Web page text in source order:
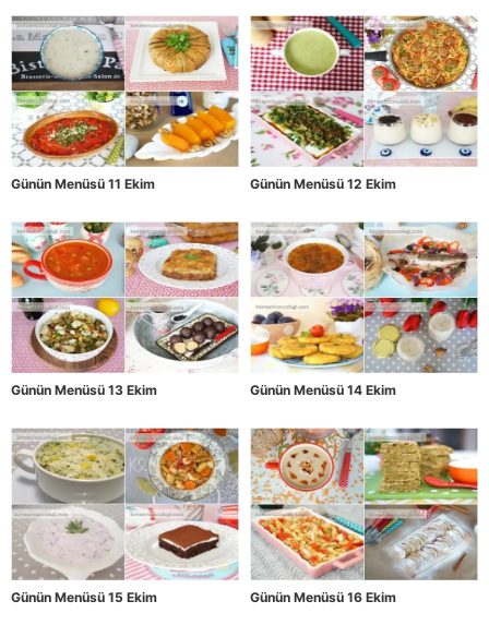
Günün Menüsü 11 Ekim Günün Menüsü 12 Ekim
Günün Menüsü 13 Ekim Günün Menüsü 14 Ekim
Günün Menüsü 15 Ekim Günün Menüsü 16 Ekim